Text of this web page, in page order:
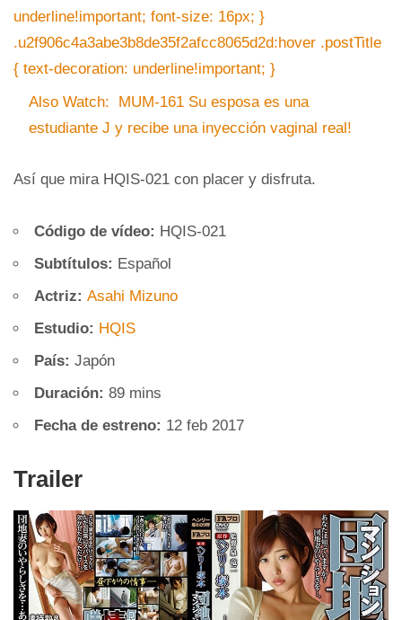
underline!important; font-size: 16px; }
.u2f906c4a3abe3b8de35f2afcc8065d2d:hover .postTitle
{ text-decoration: underline!important; }
Also Watch:
MUM-161 Su esposa es una
estudiante J y recibe una inyección vaginal real!
Así que mira HQIS-021 con placer y disfruta.
Código de vídeo: HQIS-021
Subtítulos: Español
Actriz:Asahi Mizuno
Estudio: HQIS
País:Japón
Duración: 89 mins
Fecha de estreno: 12 feb 2017
Trailer